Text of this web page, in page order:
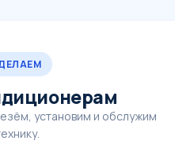
установим и обслужим